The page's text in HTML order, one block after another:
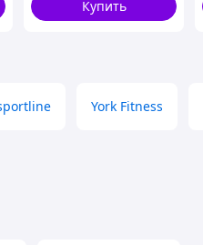
Купить
York Fitness